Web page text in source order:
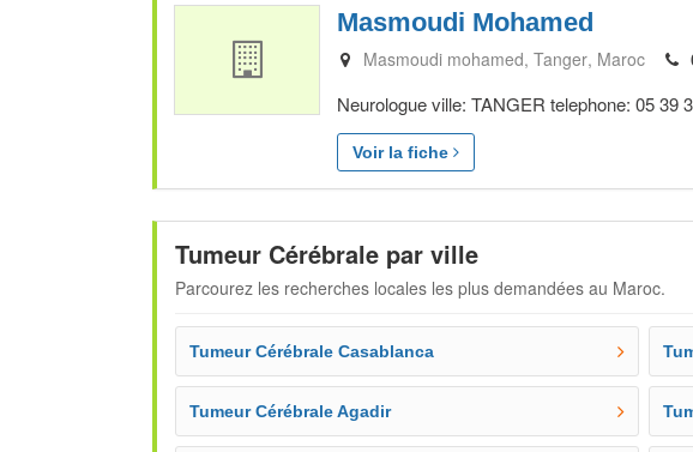
Masmoudi Mohamed
Masmoudi mohamed Tanger Maroc
Neurologue ville: TANGER telephone: 05 39
Voir la fiche
Tumeur Cérébrale par ville
Parcourez les recherches locales les plus demandées au Maroc.
Tumeur Cérébrale Casablanca
Tumeur Cérébrale Agadir